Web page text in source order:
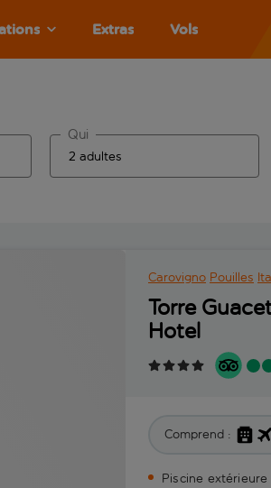
Extras Vols
Qui
Carovigno Pouilles
Torre
Hotel
Comprend :
Piscine